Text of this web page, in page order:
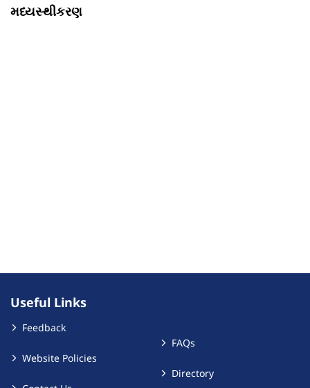
મધ્યસ્થીકરણ
Useful Links
Feedback
Website Policies
FAQs
Directory